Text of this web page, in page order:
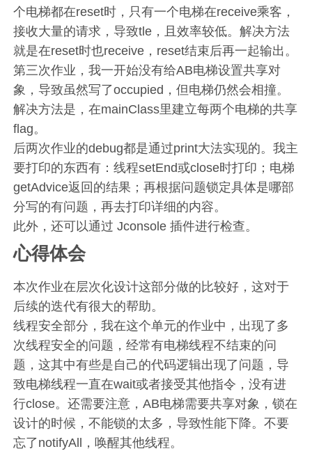
个电梯都在reset时，只有一个电梯在receive乘客，
接收大量的请求，导致tle，且效率较低。解决方法
就是在reset时也receive，reset结束后再一起输出。
第三次作业，我一开始没有给AB电梯设置共享对
象，导致虽然写了occupied，但电梯仍然会相撞。
解决方法是，在mainClass里建立每两个电梯的共享
flag。
后两次作业的debug都是通过print大法实现的。我主
要打印的东西有：线程setEnd或close时打印；电梯
getAdvice返回的结果；再根据问题锁定具体是哪部
分写的有问题，再去打印详细的内容。
此外，还可以通过 Jconsole 插件进行检查。
心得体会
本次作业在层次化设计这部分做的比较好，这对于
后续的迭代有很大的帮助。
线程安全部分，我在这个单元的作业中，出现了多
次线程安全的问题，经常有电梯线程不结束的问
题，这其中有些是自己的代码逻辑出现了问题，导
致电梯线程一直在wait或者接受其他指令，没有进
行close。还需要注意，AB电梯需要共享对象，锁在
设计的时候，不能锁的太多，导致性能下降。不要
忘了notifyAll，唤醒其他线程。